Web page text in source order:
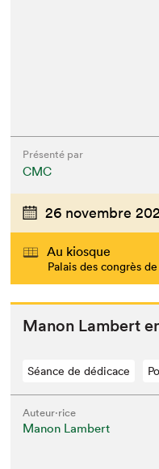
Présenté par
CMC
26 novembre
Au kiosque
Palais des congrès
Manon Lam­bert
Séance de dédicace
Auteur·rice
Manon Lambert